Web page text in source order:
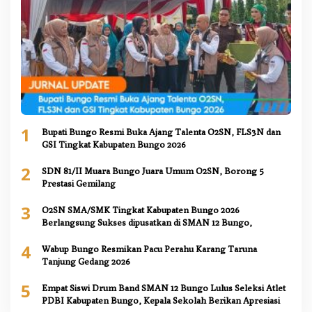
1
Bupati Bungo Resmi Buka Ajang Talenta O2SN, FLS3N dan
GSI Tingkat Kabupaten Bungo 2026
2
SDN 81/II Muara Bungo Juara Umum O2SN, Borong 5
Prestasi Gemilang
3
O2SN SMA/SMK Tingkat Kabupaten Bungo 2026
Berlangsung Sukses dipusatkan di SMAN 12 Bungo,
4
Wabup Bungo Resmikan Pacu Perahu Karang Taruna
Tanjung Gedang 2026
5
Empat Siswi Drum Band SMAN 12 Bungo Lulus Seleksi Atlet
PDBI Kabupaten Bungo, Kepala Sekolah Berikan Apresiasi